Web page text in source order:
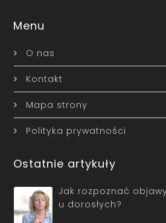
Menu
O nas
Kontakt
Mapa strony
Polityka prywatności
Ostatnie artykuły
Jak rozpoznać
u dorosłych?